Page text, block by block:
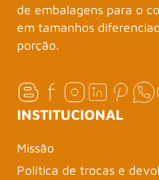
de embalagens para o
em tamanhos
porção.
INSTITUCIONAL
Missão
Política de trocas e